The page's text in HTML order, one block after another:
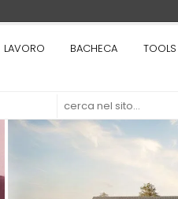
LAVORO BACHECA TOOLS